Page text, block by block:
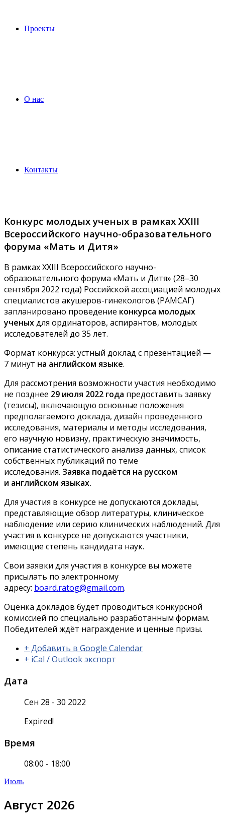
Проекты
О нас
Контакты
Конкурс молодых ученых в рамках XXIII
Всероссийского научно-образовательного
форума «Мать и Дитя»
В рамках XXIII Всероссийского научно-
образовательного форума «Мать и Дитя» (28–30
сентября 2022 года) Российской ассоциацией молодых
специалистов акушеров-гинекологов (РАМСАГ)
запланировано проведение конкурса молодых
ученыхдля ординаторов, аспирантов, молодых
исследователей до 35 лет.
Формат конкурса: устный доклад с презентацией —
7 минут на английском языке.
Для рассмотрения возможности участия необходимо
не позднее 29 июля 2022 года предоставить заявку
(тезисы), включающую основные положения
предполагаемого доклада, дизайн проведенного
исследования, материалы и методы исследования,
его научную новизну, практическую значимость,
описание статистического анализа данных, список
собственных публикаций по теме
исследования. Заявка подаётся на русском
и английском языках.
Для участия в конкурсе не допускаются доклады,
представляющие обзор литературы, клиническое
наблюдение или серию клинических наблюдений. Для
участия в конкурсе не допускаются участники,
имеющие степень кандидата наук.
Свои заявки для участия в конкурсе вы можете
присылать по электронному
адресу: board.ratog@gmail.com.
Оценка докладов будет проводиться конкурсной
комиссией по специально разработанным формам.
Победителей ждёт награждение и ценные призы.
+ Добавить в Google Calendar
+ iCal / Outlook экспорт
Дата
Сен 28 - 30 2022
Expired!
Время
08:00 - 18:00
Июль
Август 2026